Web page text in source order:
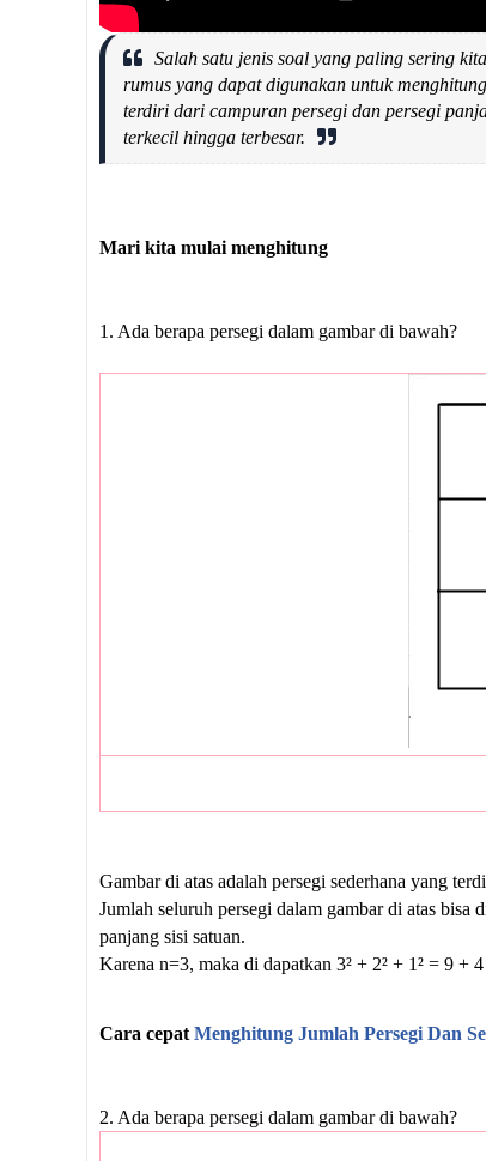
Salah satu jenis soal yang paling sering
rumus yang dapat digunakan untuk
terdiri dari campuran persegi dan persegi
terkecil hingga terbesar.
Mari kita mulai menghitung
1. Ada berapa persegi dalam gambar di bawah?
Gambar di atas adalah persegi sederhana yang
Jumlah seluruh persegi dalam gambar di atas bisa
panjang sisi satuan.
Karena n=3, maka di dapatkan 3² + 2² + 1² = 9 +
Cara cepat Menghitung Jumlah Persegi Dan
2. Ada berapa persegi dalam gambar di bawah?